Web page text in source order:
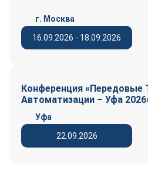
16.09.2026 - 18.09.2026
г. Москва
Конференция «Передовые
Автоматизации – Уфа
22.09.2026
Уфа